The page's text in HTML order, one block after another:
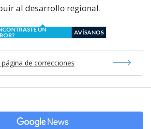
al desarrollo regional.
UN
AVÍSANOS
de correcciones